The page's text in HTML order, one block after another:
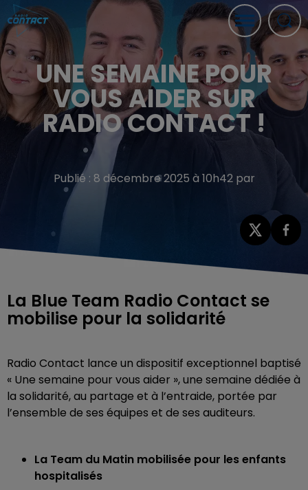
UNE SEMAINE POUR
VOUS AIDER SUR
RADIO CONTACT !
Publié : 8 décembre 2025 à 10h42 par
La Blue Team Radio Contact se
mobilise pour la solidarité
Radio Contact lance un dispositif exceptionnel baptisé
« Une semaine pour vous aider », une semaine dédiée à
la solidarité, au partage et à l’entraide, portée par
l’ensemble de ses équipes et de ses auditeurs.
La Team du Matin mobilisée pour les enfants
hospitalisés